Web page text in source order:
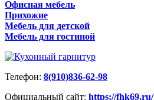
Офисная мебель
Прихожие
Мебель для детской
Мебель для гостиной
Телефон: 8(910)836-62-98
Официальный сайт: https://fhk69.ru/